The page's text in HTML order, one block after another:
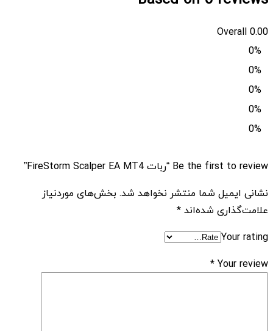
0.00
Overall
0%
0%
0%
0%
0%
Be the first to review “ربات FireStorm Scalper EA MT4”
نشانی ایمیل شما منتشر نخواهد شد. بخش‌های موردنیاز
علامت‌گذاری شده‌اند*
Your rating
Your review
*